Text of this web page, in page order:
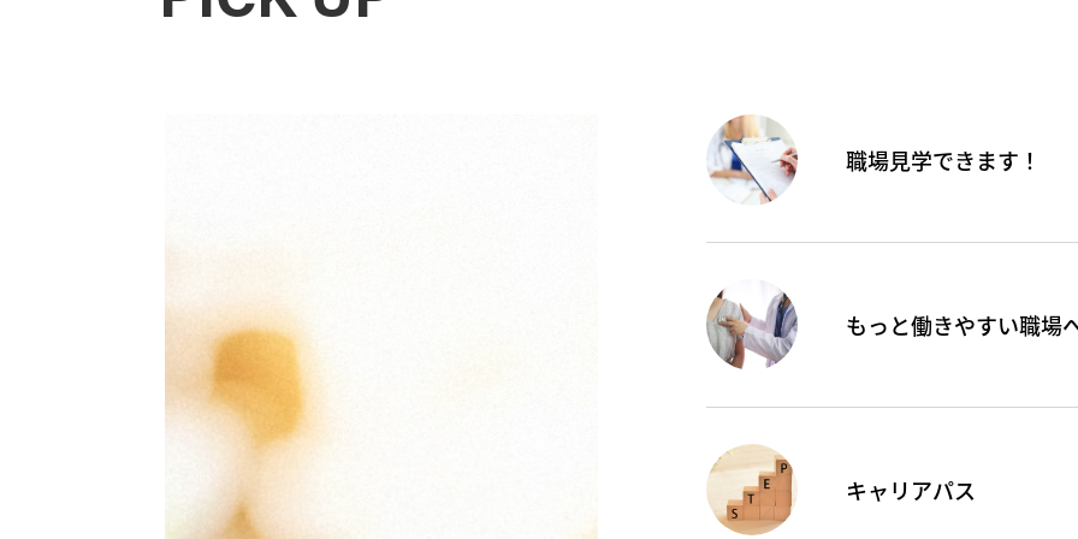
職場見学できます！
もっと働きやすい職場
キャリアパス